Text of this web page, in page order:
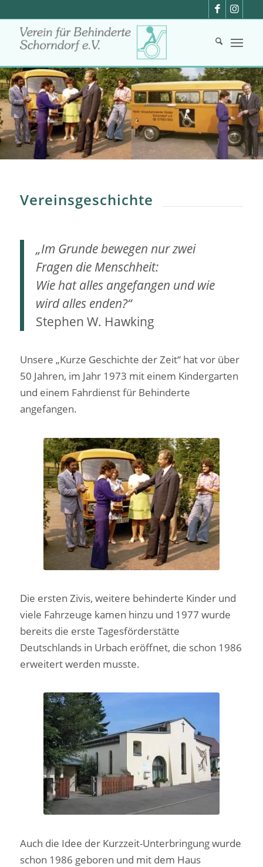
Vereinsgeschichte
„Im Grunde bewegen nur zwei
Fragen die Menschheit:
Wie hat alles angefangen und wie
wird alles enden?“
Stephen W. Hawking
Unsere „Kurze Geschichte der Zeit“ hat vor über
50 Jahren, im Jahr 1973 mit einem Kindergarten
und einem Fahrdienst für Behinderte
angefangen.
1. Vereinsauto
gespendet vom
Lionsclub 1973
Die ersten Zivis, weitere behinderte Kinder und
viele Fahrzeuge kamen hinzu und 1977 wurde
bereits die erste Tagesförderstätte
Deutschlands in Urbach eröffnet, die schon 1986
erweitert werden musste.
1. Tagesförderstätte in
der alten Notkirche in
Urbach
Auch die Idee der Kurzzeit-Unterbringung wurde
schon 1986 geboren und mit dem Haus